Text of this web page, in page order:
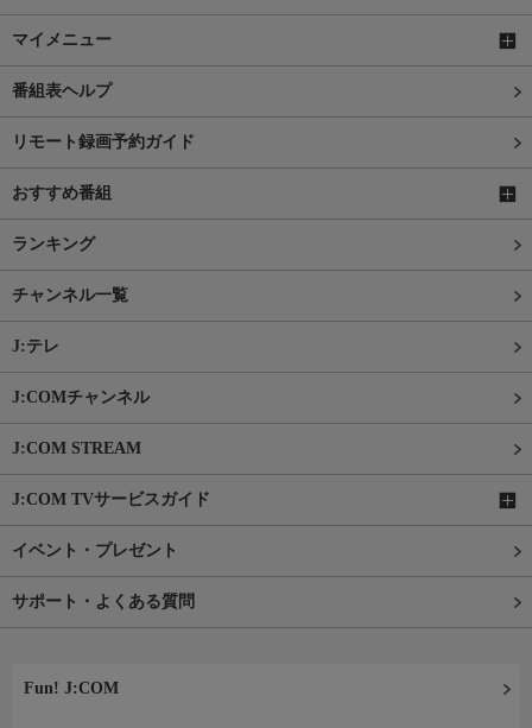
マイメニュー
番組表ヘルプ
リモート録画予約ガイド
おすすめ番組
ランキング
チャンネル一覧
J:テレ
J:COMチャンネル
J:COM STREAM
J:COM TVサービスガイド
イベント・プレゼント
サポート・よくある質問
Fun! J:COM